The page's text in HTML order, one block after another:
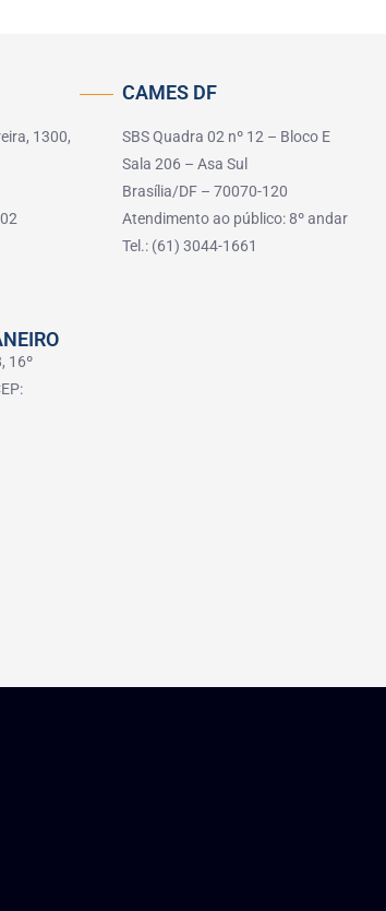
1300,
CAMES DF
SBS Quadra 02 nº 12 – Bloco E
Sala 206 – Asa Sul
Brasília/DF – 70070-120
Atendimento ao público: 8º andar
Tel.: (61) 3044-1661
16º